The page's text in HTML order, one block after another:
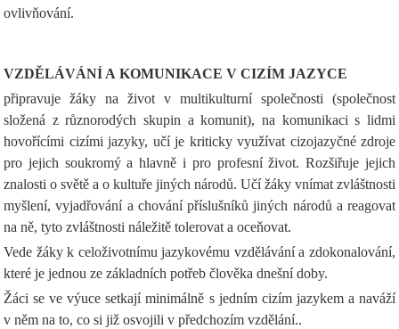
ovlivňování.
VZDĚLÁVÁNÍ A KOMUNIKACE V CIZÍM JAZYCE
připravuje žáky na život v multikulturní společnosti (společnost
složená z různorodých skupin a komunit), na komunikaci s lidmi
hovořícími cizími jazyky, učí je kriticky využívat cizojazyčné zdroje
pro jejich soukromý a hlavně i pro profesní život. Rozšiřuje jejich
znalosti o světě a o kultuře jiných národů. Učí žáky vnímat zvláštnosti
myšlení, vyjadřování a chování příslušníků jiných národů a reagovat
na ně, tyto zvláštnosti náležitě tolerovat a oceňovat.
Vede žáky k celoživotnímu jazykovému vzdělávání a zdokonalování,
které je jednou ze základních potřeb člověka dnešní doby.
Žáci se ve výuce setkají minimálně s jedním cizím jazykem a naváží
v něm na to, co si již osvojili v předchozím vzdělání..